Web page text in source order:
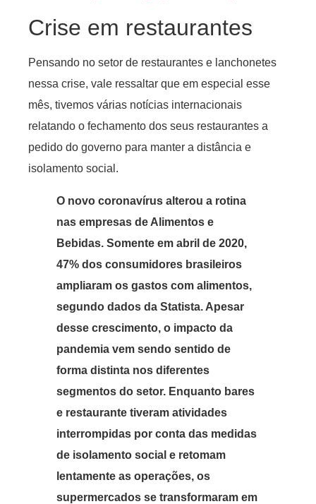
Crise em restaurantes
Pensando no setor de restaurantes e lanchonetes
nessa crise, vale ressaltar que em especial esse
mês, tivemos várias notícias internacionais
relatando o fechamento dos seus restaurantes a
pedido do governo para manter a distância e
isolamento social.
O novo coronavírus alterou a rotina
nas empresas de Alimentos e
Bebidas. Somente em abril de 2020,
47% dos consumidores brasileiros
ampliaram os gastos com alimentos,
segundo dados da Statista. Apesar
desse crescimento, o impacto da
pandemia vem sendo sentido de
forma distinta nos diferentes
segmentos do setor. Enquanto bares
e restaurante tiveram atividades
interrompidas por conta das medidas
de isolamento social e retomam
lentamente as operações, os
supermercados se transformaram em